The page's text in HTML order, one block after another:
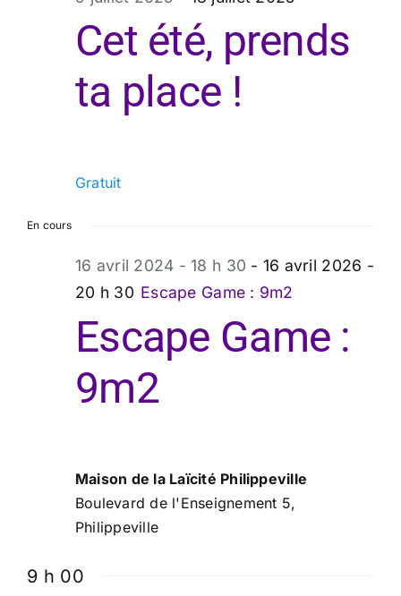
juillet
2025
Cet été, prends
ta place !
Gratuit
En cours
Escape Game :
9m2
16 avril 2024 - 18 h 30 - 16 avril 2026 -
20 h 30 Escape Game : 9m2
Maison de la Laïcité Philippeville
Boulevard de l'Enseignement 5,
Philippeville
9 h 00